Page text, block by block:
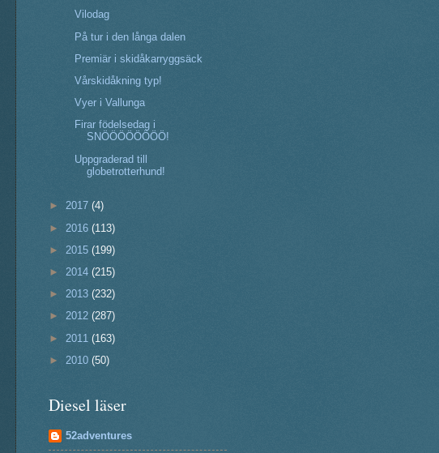
Vilodag
På tur i den långa dalen
Premiär i skidåkarryggsäck
Vårskidåkning typ!
Vyer i Vallunga
Firar födelsedag i
SNÖÖÖÖÖÖÖÖ!
Uppgraderad till
globetrotterhund!
► 2017 (4)
► 2016 (113)
► 2015 (199)
► 2014 (215)
► 2013 (232)
► 2012 (287)
► 2011 (163)
► 2010 (50)
Diesel läser
52adventures